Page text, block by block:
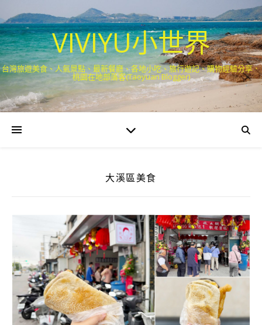
VIVIYU小世界
台灣旅遊美食、人氣景點、最新餐廳、各地小吃、旅行遊記、購物經驗分享．
桃園在地部落客(Taoyuan Blogger)
大溪區美食